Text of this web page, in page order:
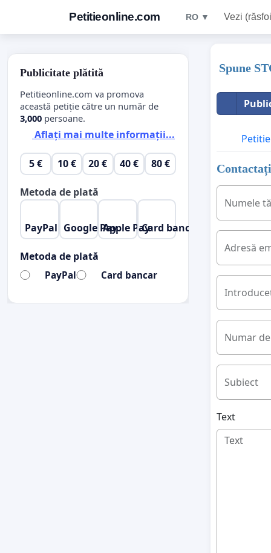
Petitieonline.com RO ▼ Vezi
Spune
Petitie
Numele
Adresă
Numar
Subiect
Text
Publicitate plătită
Petitieonline.com va promova
această petiție către un număr de
3,000 persoane.
Aflați mai multe informații...
5 € 10 € 20 € 40 € 80 €
Metoda de plată
PayPal Google PayApple PayCard bancar
Metoda de plată
PayPal Card bancar